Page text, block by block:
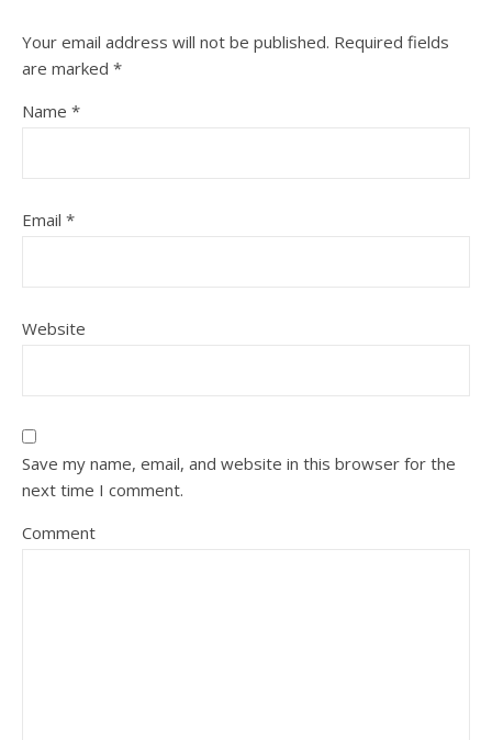
Your email address will not be published. Required fields
are marked *
Name *
Email *
Website
Save my name, email, and website in this browser for the
next time I comment.
Comment